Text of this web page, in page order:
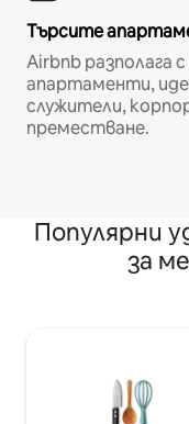
Търсите
Airbnb разполага
апартаменти,
служители,
преместване.
Популярни
за